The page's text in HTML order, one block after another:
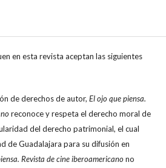
en esta revista aceptan las siguientes
de derechos de autor, El ojo que piensa.
reconoce y respeta el derecho moral de
del derecho patrimonial, el cual
de Guadalajara para su difusión en
Revista de cine iberoamericanono